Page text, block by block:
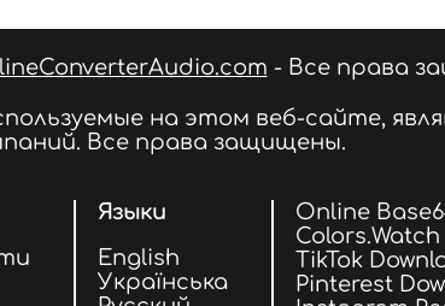
- Все права
на этом веб-сайте,
Все права защищены.
Языки
English
Українська
Online
TikTok
Pinterest